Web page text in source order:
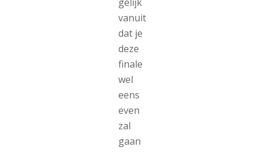
vanuit
dat je
deze
finale
wel
eens
even
zal
gaan